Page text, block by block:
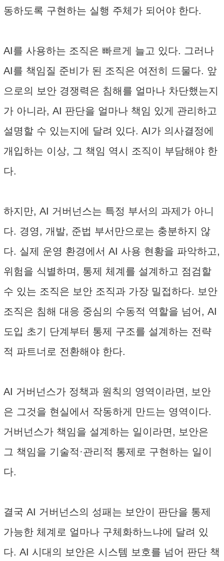
동하도록 구현하는 실행 주체가 되어야 한다.
AI를 사용하는 조직은 빠르게 늘고 있다. 그러나
AI를 책임질 준비가 된 조직은 여전히 드물다. 앞
으로의 보안 경쟁력은 침해를 얼마나 차단했는지
가 아니라, AI 판단을 얼마나 책임 있게 관리하고
설명할 수 있는지에 달려 있다. AI가 의사결정에
개입하는 이상, 그 책임 역시 조직이 부담해야 한
다.
하지만, AI 거버넌스는 특정 부서의 과제가 아니
다. 경영, 개발, 준법 부서만으로는 충분하지 않
다. 실제 운영 환경에서 AI 사용 현황을 파악하고,
위험을 식별하며, 통제 체계를 설계하고 점검할
수 있는 조직은 보안 조직과 가장 밀접하다. 보안
조직은 침해 대응 중심의 수동적 역할을 넘어, AI
도입 초기 단계부터 통제 구조를 설계하는 전략
적 파트너로 전환해야 한다.
AI 거버넌스가 정책과 원칙의 영역이라면, 보안
은 그것을 현실에서 작동하게 만드는 영역이다.
거버넌스가 책임을 설계하는 일이라면, 보안은
그 책임을 기술적·관리적 통제로 구현하는 일이
다.
결국 AI 거버넌스의 성패는 보안이 판단을 통제
가능한 체계로 얼마나 구체화하느냐에 달려 있
다. AI 시대의 보안은 시스템 보호를 넘어 판단 책